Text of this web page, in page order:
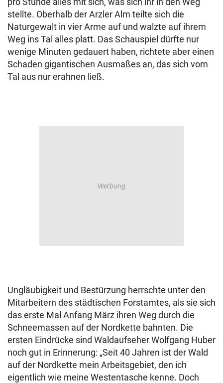
stellte. Oberhalb der Arzler Alm teilte sich die
Naturgewalt in vier Arme auf und walzte auf ihrem
Weg ins Tal alles platt. Das Schauspiel dürfte nur
wenige Minuten gedauert haben, richtete aber einen
Schaden gigantischen Ausmaßes an, das sich vom
Tal aus nur erahnen ließ.
Ungläubigkeit und Bestürzung herrschte unter den
Mitarbeitern des städtischen Forstamtes, als sie sich
das erste Mal Anfang März ihren Weg durch die
Schneemassen auf der Nordkette bahnten. Die
ersten Eindrücke sind Waldaufseher Wolfgang Huber
noch gut in Erinnerung: „Seit 40 Jahren ist der Wald
auf der Nordkette mein Arbeitsgebiet, den ich
eigentlich wie meine Westentasche kenne. Doch